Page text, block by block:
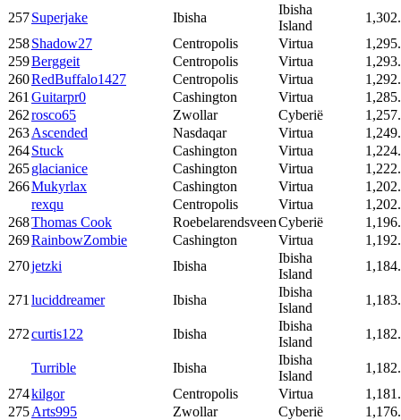
257Superjake Ibisha
Ibisha
Island
258Shadow27 Centropolis Virtua
259Berggeit Centropolis Virtua
260RedBuffalo1427 Centropolis Virtua
261 Guitarpr0 Cashington Virtua
262rosco65 Zwollar Cyberië
263Ascended Nasdaqar Virtua
264Stuck Cashington Virtua
265glacianice Cashington Virtua
266Mukyrlax Cashington Virtua
rexqu
Centropolis Virtua
268Thomas Cook RoebelarendsveenCyberië
269RainbowZombie Cashington Virtua
270jetzki Ibisha
Ibisha
Island
271 luciddreamer Ibisha
Ibisha
Island
272curtis122 Ibisha
Ibisha
Island
Turrible Ibisha
Ibisha
Island
274kilgor Centropolis Virtua
275Arts995 Zwollar Cyberië